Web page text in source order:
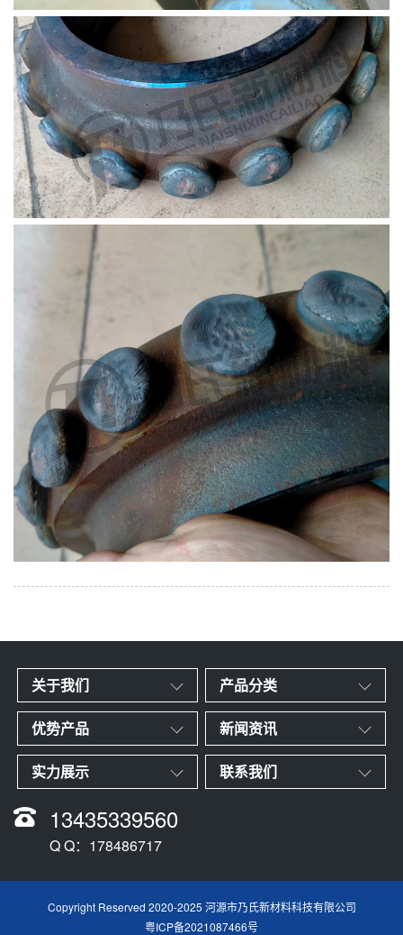
关于我们 产品分类
优势产品 新闻资讯
实力展示 联系我们
13435339560
Q Q：178486717
Copyright Reserved 2020-2025 河源市乃氏新材料科技有限公司
粤ICP备2021087466号